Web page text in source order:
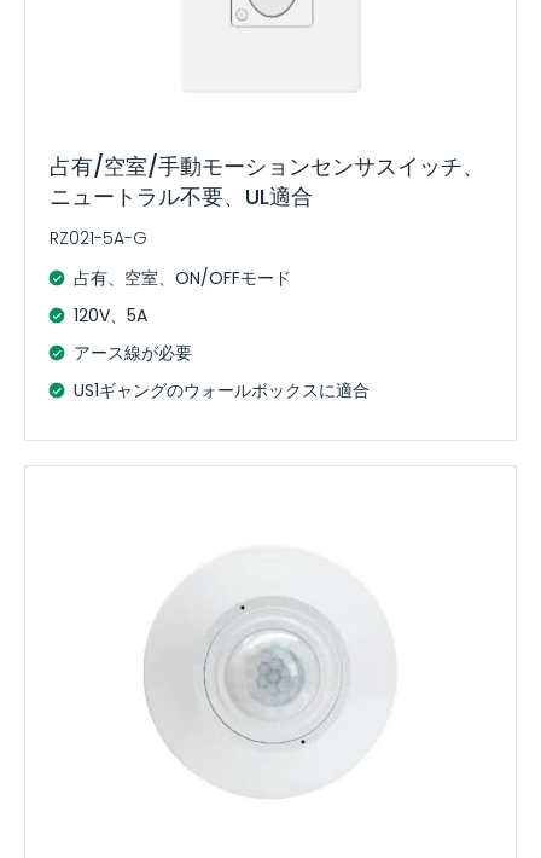
占有/空室/手動モーションセンサスイッチ、
ニュートラル不要、UL適合
RZ021-5A-G
占有、空室、ON/OFFモード
120V、5A
アース線が必要
US1ギャングのウォールボックスに適合